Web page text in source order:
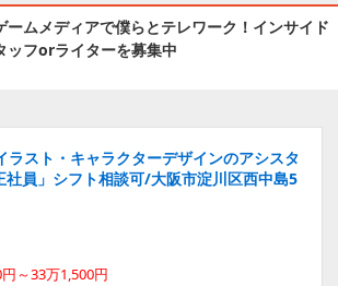
ームメディアで僕らとテレワーク！インサイド
ッフorライターを募集中
ラスト・キャラクターデザインのアシスタ
社員」シフト相談可/大阪市淀川区西中島5
～33万1,500円